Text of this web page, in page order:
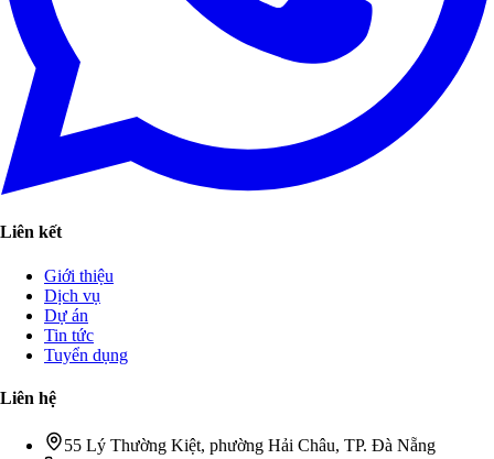
Liên kết
Giới thiệu
Dịch vụ
Dự án
Tin tức
Tuyển dụng
Liên hệ
55 Lý Thường Kiệt, phường Hải Châu, TP. Đà Nẵng